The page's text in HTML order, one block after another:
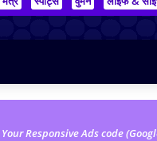
Your Responsive Ads code